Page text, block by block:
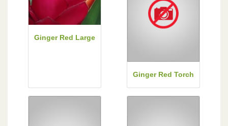
Ginger Red Large
Ginger Red Torch